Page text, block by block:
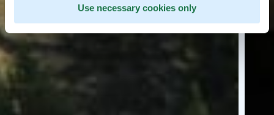
Use necessary cookies only